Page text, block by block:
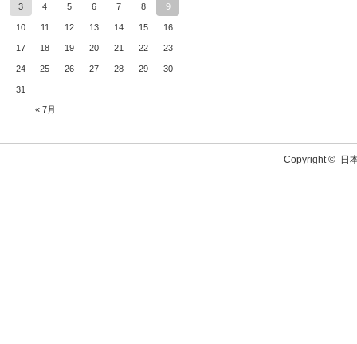
« 7月
3 4 5 6 7 8 9
10 11 12 13 14 15 16
17 18 19 20 21 22 23
24 25 26 27 28 29 30
31
Copyright © 日